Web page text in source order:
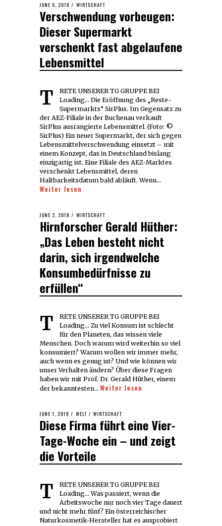
POSTED
ON
JUNE 6, 2018 JUNE
2018
WIRTSCHAFT
Verschwendung vorbeugen:
Dieser Supermarkt
verschenkt fast abgelaufene
Lebensmittel
TRETE UNSERER TG GRUPPE BEI
Loading... Die Eröffnung des „Reste-
Supermarkts“ SirPlus. Im Gegensatz zu
der AEZ-Filiale in der Buchenau verkauft
SirPlus ausrangierte Lebensmittel. (Foto: ©
SirPlus) Ein neuer Supermarkt, der sich gegen
Lebensmittelverschwendung einsetzt – mit
einem Konzept, das in Deutschland bislang
einzigartig ist. Eine Filiale des AEZ-Marktes
verschenkt Lebensmittel, deren
Haltbarkeitsdatum bald abläuft. Wenn…
Weiter lesen
POSTED
ON
JUNE 2, 2018 WIRTSCHAFT
Hirnforscher Gerald Hüther:
„Das Leben besteht nicht
darin, sich irgendwelche
Konsumbedürfnisse zu
erfüllen“
TRETE UNSERER TG GRUPPE BEI
Loading... Zu viel Konsum ist schlecht
für den Planeten, das wissen viele
Menschen. Doch warum wird weiterhin so viel
konsumiert? Warum wollen wir immer mehr,
auch wenn es genug ist? Und wie können wir
unser Verhalten ändern? Über diese Fragen
haben wir mit Prof. Dr. Gerald Hüther, einem
der bekanntesten… Weiter lesen
POSTED
ON
JUNE 1, 2018 JUNE
1,
2018
WELT / WIRTSCHAFT
Diese Firma führt eine Vier-
Tage-Woche ein – und zeigt
die Vorteile
TRETE UNSERER TG GRUPPE BEI
Loading... Was passiert, wenn die
Arbeitswoche nur noch vier Tage dauert
und nicht mehr fünf? Ein österreichischer
Naturkosmetik-Hersteller hat es ausprobiert